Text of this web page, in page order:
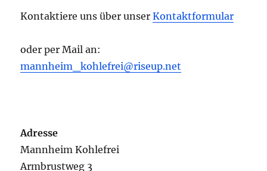
Kontaktiere uns über unserKontaktformular
oder per Mail an:
mannheim_kohlefrei@riseup.net
Adresse
Mannheim Kohlefrei
Armbrustweg 3